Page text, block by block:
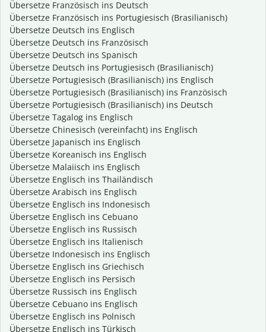
Übersetze Französisch ins Deutsch
Übersetze Französisch ins Portugiesisch (Brasilianisch)
Übersetze Deutsch ins Englisch
Übersetze Deutsch ins Französisch
Übersetze Deutsch ins Spanisch
Übersetze Deutsch ins Portugiesisch (Brasilianisch)
Übersetze Portugiesisch (Brasilianisch) ins Englisch
Übersetze Portugiesisch (Brasilianisch) ins Französisch
Übersetze Portugiesisch (Brasilianisch) ins Deutsch
Übersetze Tagalog ins Englisch
Übersetze Chinesisch (vereinfacht) ins Englisch
Übersetze Japanisch ins Englisch
Übersetze Koreanisch ins Englisch
Übersetze Malaiisch ins Englisch
Übersetze Englisch ins Thailändisch
Übersetze Arabisch ins Englisch
Übersetze Englisch ins Indonesisch
Übersetze Englisch ins Cebuano
Übersetze Englisch ins Russisch
Übersetze Englisch ins Italienisch
Übersetze Indonesisch ins Englisch
Übersetze Englisch ins Griechisch
Übersetze Englisch ins Persisch
Übersetze Russisch ins Englisch
Übersetze Cebuano ins Englisch
Übersetze Englisch ins Polnisch
Übersetze Englisch ins Türkisch